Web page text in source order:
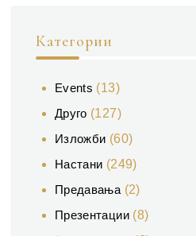
Категории
Events (13)
Друго (127)
Изложби (60)
Настани (249)
Предавања (2)
Презентации(8)